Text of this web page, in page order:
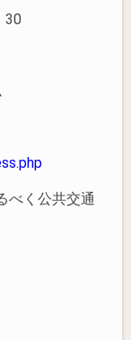
30
べく公共交通